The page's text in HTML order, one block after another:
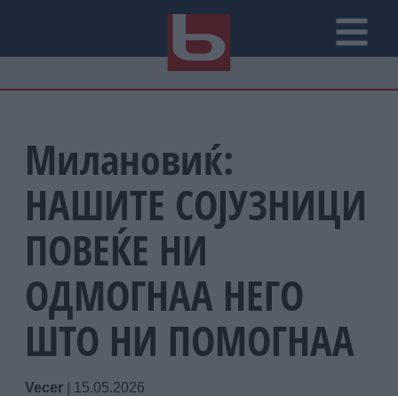
Милановиќ:
НАШИТЕ СОЈУЗНИЦИ
ПОВЕЌЕ НИ
ОДМОГНАА НЕГО
ШТО НИ ПОМОГНАА
Vecer 15.05.2026